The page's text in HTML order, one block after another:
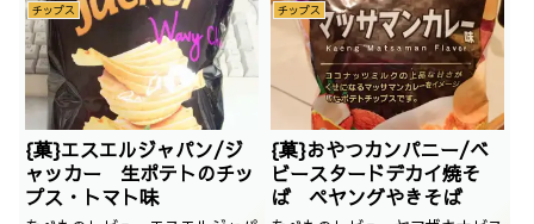
チップス
{菓}エスエルジャパン/ジ
ャッカー 生ポテトのチッ
プス・トマト味
チップス
{菓}おやつカンパニー/ベ
ビースタードデカイ焼そ
ば ペヤングやきそば